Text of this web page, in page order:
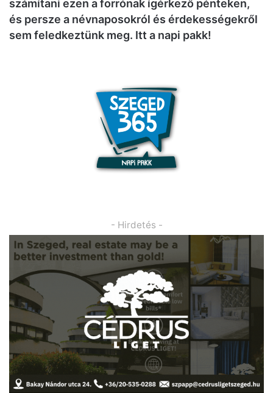
számítani ezen a forrónak ígérkező pénteken,
és persze a névnaposokról és érdekességekről
sem feledkeztünk meg. Itt a napi pakk!
- Hirdetés -